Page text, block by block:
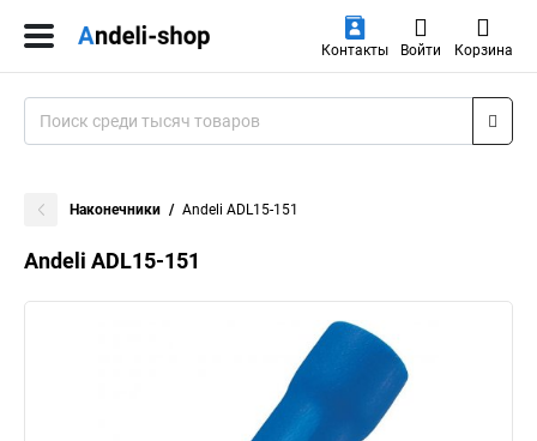
Контакты Войти Корзина
Наконечники Andeli ADL15-151
Andeli ADL15-151